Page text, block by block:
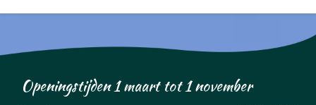
Openingstijden 1 maart tot 1 november